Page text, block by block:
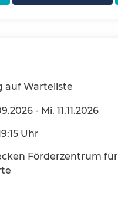
auf Warteliste
- Mi. 11.11.2026
Uhr
Förderzentrum für